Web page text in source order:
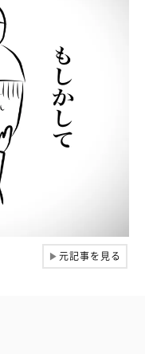
▶元記事を見る